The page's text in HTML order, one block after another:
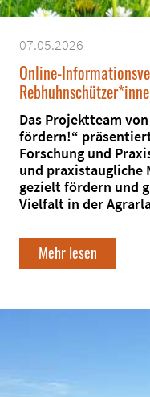
07.05.2026
Online-
Das Projektteam
fördern!“
Forschung und
und praxistaugliche
gezielt fördern und
Vielfalt in der
Mehr lesen